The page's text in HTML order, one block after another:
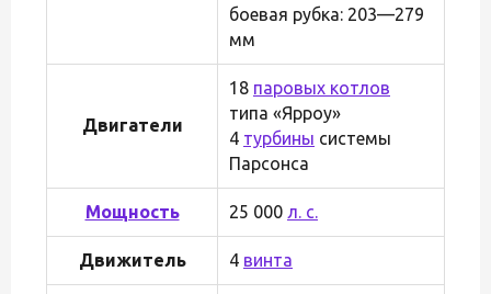
боевая рубка: 203—279
мм
Двигатели
18 паровых котлов
типа «Ярроу»
4 турбины системы
Парсонса
Мощность 25 000 л. с.
Движитель 4 винта